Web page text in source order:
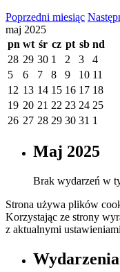
Poprzedni miesiąc
maj 2025
pn wt śr cz pt sb nd
28 29 30 1 2 3
4
5
6 7 8 9 10 11
12 13 14 15 16 17 18
19 20 21 22 23 24 25
26 27 28 29 30 31 1
Maj 2025
Brak wydarzeń w
Strona używa plików
Korzystając ze strony
z aktualnymi
Wydarzenia